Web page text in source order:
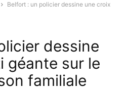
Belfort : un policier dessine une croix
dessine
géante sur le
familiale